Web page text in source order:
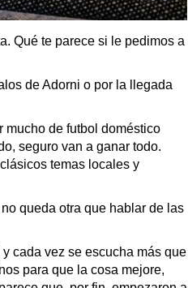
Qué te parece si le pedimos a
de Adorni o por la llegada
mucho de futbol doméstico
seguro van a ganar todo.
temas locales y
queda otra que hablar de las
cada vez se escucha más que
para que la cosa mejore,